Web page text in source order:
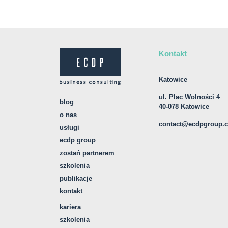
blog
o nas
usługi
ecdp group
zostań partnerem
szkolenia
publikacje
kontakt
kariera
szkolenia
Kontakt
Katowice
ul. Plac Wolności 4
40-078 Katowice